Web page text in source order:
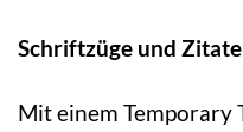
Schriftzüge und
Mit einem Temporary